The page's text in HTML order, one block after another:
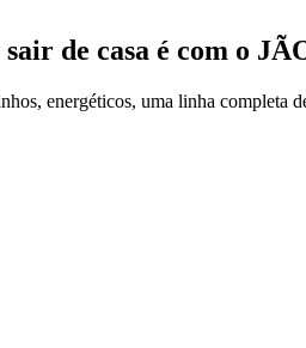
sair de casa é com o
energéticos, uma linha